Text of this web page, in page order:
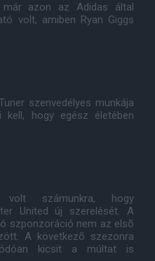
már azon az Adidas által
volt, amiben Ryan Giggs
szenvedélyes munkája
hogy egész életében
számunkra, hogy
United új szerelését. A
szponzoráció nem az elsõ
A következõ szezonra
kicsit a múltat is